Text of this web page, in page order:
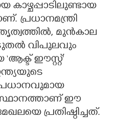
കാഴ്ചപ്പാടിലുണ്ടായ
പ്രധാനമന്ത്രി
മുൻകാല
വിപുലവും
ഈസ്റ്റ്’
ഈ
പ്രതിഷ്ഠിച്ചത്.